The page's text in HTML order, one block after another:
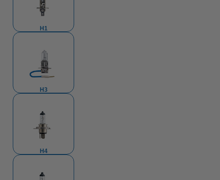
H1
H3
H4